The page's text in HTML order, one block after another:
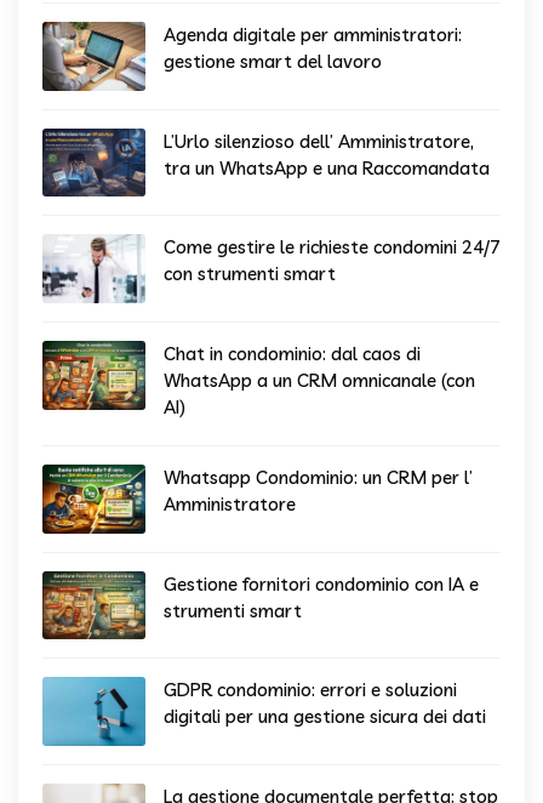
Agenda digitale per amministratori:
gestione smart del lavoro
L’Urlo silenzioso dell’ Amministratore,
tra un WhatsApp e una Raccomandata
Come gestire le richieste condomini 24/7
con strumenti smart
Chat in condominio: dal caos di
WhatsApp a un CRM omnicanale (con
AI)
Whatsapp Condominio: un CRM per l’
Amministratore
Gestione fornitori condominio con IA e
strumenti smart
GDPR condominio: errori e soluzioni
digitali per una gestione sicura dei dati
La gestione documentale perfetta: stop